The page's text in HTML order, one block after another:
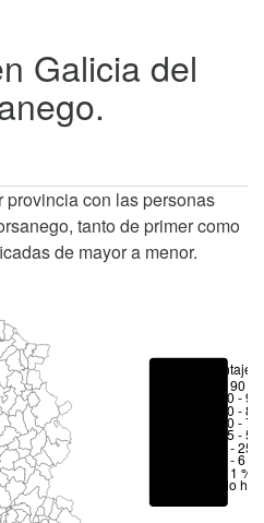
Galicia del
con las personas
tanto de primer como
de mayor a menor.
Porcentajes
> 90 %
80 -
70 -
50 -
25 -
6 - 25
1 - 6 %
< 1 %
No hay